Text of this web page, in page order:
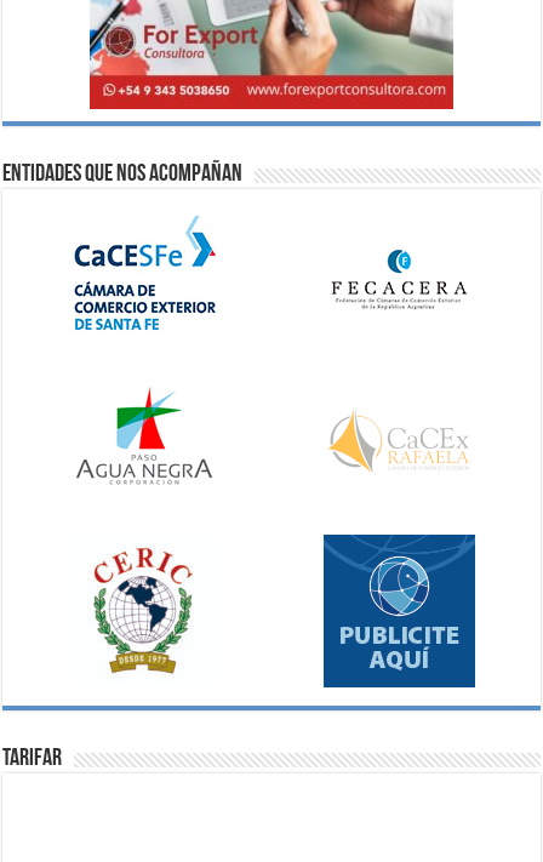
Entidades que nos acompañan
Tarifar